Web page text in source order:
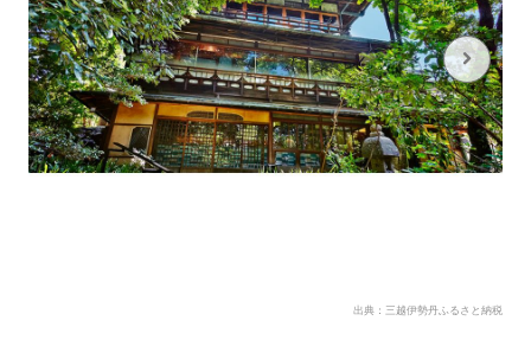
出典：三越伊勢丹ふるさと納税